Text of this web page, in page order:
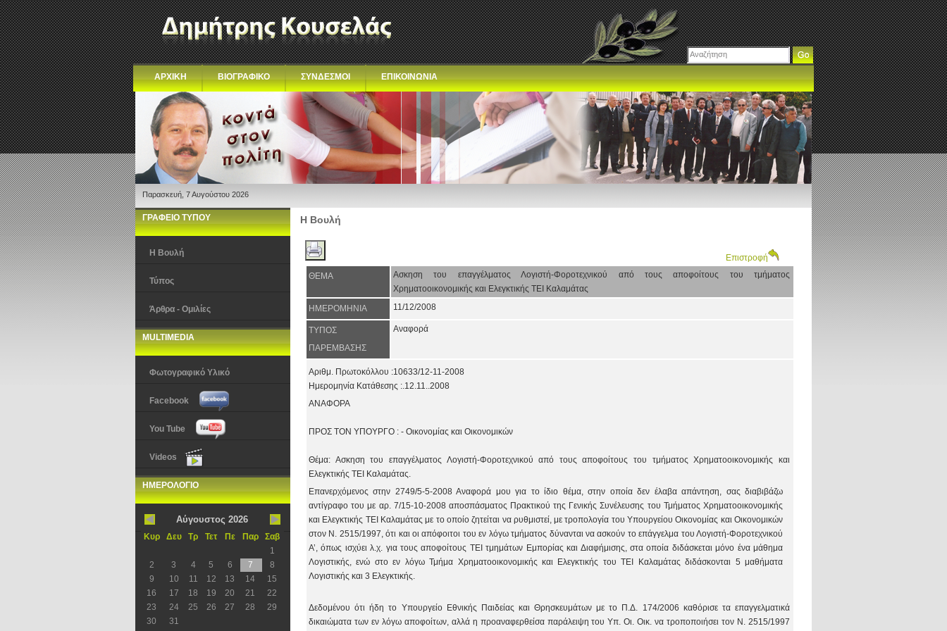
ΑΡΧΙΚΗ ΒΙΟΓΡΑΦΙΚΟ ΣΥΝΔΕΣΜΟΙ ΕΠΙΚΟΙΝΩΝΙΑ
Παρασκευή, 7 Αυγούστου 2026
ΓΡΑΦΕΙΟ ΤΥΠΟΥ
Η Βουλή
Τύπος
Άρθρα - Ομιλίες
MULTIMEDIA
Φωτογραφικό Υλικό
Facebook
You Tube
Videos
ΗΜΕΡΟΛΟΓΙΟ
Αύγουστος 2026
Κυρ Δευ Τρ Τετ Πε Παρ
Σαβ
1
2
3 4 5 6 7
8
9
10 11 12 13 14
15
16
17 18 19 20 21
22
23
24 25 26 27 28
29
30
31
Η Βουλή
Επιστροφή
ΘΕΜΑ
Ασκηση του επαγγέλματος Λογιστή-Φοροτεχνικού από τους αποφοίτους του τμήματος
Χρηματοοικονομικής και Ελεγκτικής ΤΕΙ Καλαμάτας
ΗΜΕΡΟΜΗΝΙΑ
11/12/2008
ΤΥΠΟΣ
ΠΑΡΕΜΒΑΣΗΣ
Αναφορά
Αριθμ. Πρωτοκόλλου :10633/12-11-2008
Ημερομηνία Κατάθεσης :.12.11..2008
ΑΝΑΦΟΡΑ
ΠΡΟΣ ΤOΝ ΥΠΟΥΡΓΟ : - Οικονομίας και Οικονομικών
Θέμα: Ασκηση του επαγγέλματος Λογιστή-Φοροτεχνικού από τους αποφοίτους του τμήματος Χρηματοοικονομικής και
Ελεγκτικής ΤΕΙ Καλαμάτας.
Επανερχόμενος στην 2749/5-5-2008 Αναφορά μου για το ίδιο θέμα, στην οποία δεν έλαβα απάντηση, σας διαβιβάζω
αντίγραφο του με αρ. 7/15-10-2008 αποσπάσματος Πρακτικού της Γενικής Συνέλευσης του Τμήματος Χρηματοοικονομικής
και Ελεγκτικής ΤΕΙ Καλαμάτας με το οποίο ζητείται να ρυθμιστεί, με τροπολογία του Υπουργείου Οικονομίας και Οικονομικών
στον Ν. 2515/1997, ότι και οι απόφοιτοι του εν λόγω τμήματος δύνανται να ασκούν το επάγγελμα του Λογιστή-Φοροτεχνικού
Α’, όπως ισχύει λ.χ. για τους αποφοίτους ΤΕΙ τμημάτων Εμπορίας και Διαφήμισης, στα οποία διδάσκεται μόνο ένα μάθημα
Λογιστικής, ενώ στο εν λόγω Τμήμα Χρηματοοικονομικής και Ελεγκτικής του ΤΕΙ Καλαμάτας διδάσκονται 5 μαθήματα
Λογιστικής και 3 Ελεγκτικής.
Δεδομένου ότι ήδη το Υπουργείο Εθνικής Παιδείας και Θρησκευμάτων με το Π.Δ. 174/2006 καθόρισε τα επαγγελματικά
δικαιώματα των εν λόγω αποφοίτων, αλλά η προαναφερθείσα παράλειψη του Υπ. Οι. Οικ. να τροποποιήσει τον Ν. 2515/1997